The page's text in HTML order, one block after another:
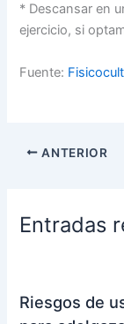
* Descansar en
ejercicio, si
Fuente:
ANTERIOR
Entradas
Riesgos de